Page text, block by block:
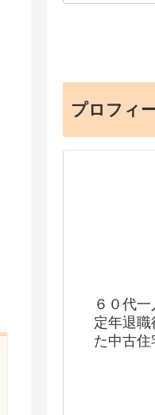
プロフィ
６０代
定年退職
た中古住